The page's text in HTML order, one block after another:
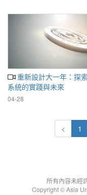
重新設計大一年：探索支持
系統的實踐與未來
04-28
< 1
所有內容未經
Copyright © Asia